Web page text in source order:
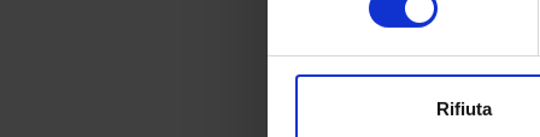
digitali).
modificare o ritirare il tuo
Rifiuta